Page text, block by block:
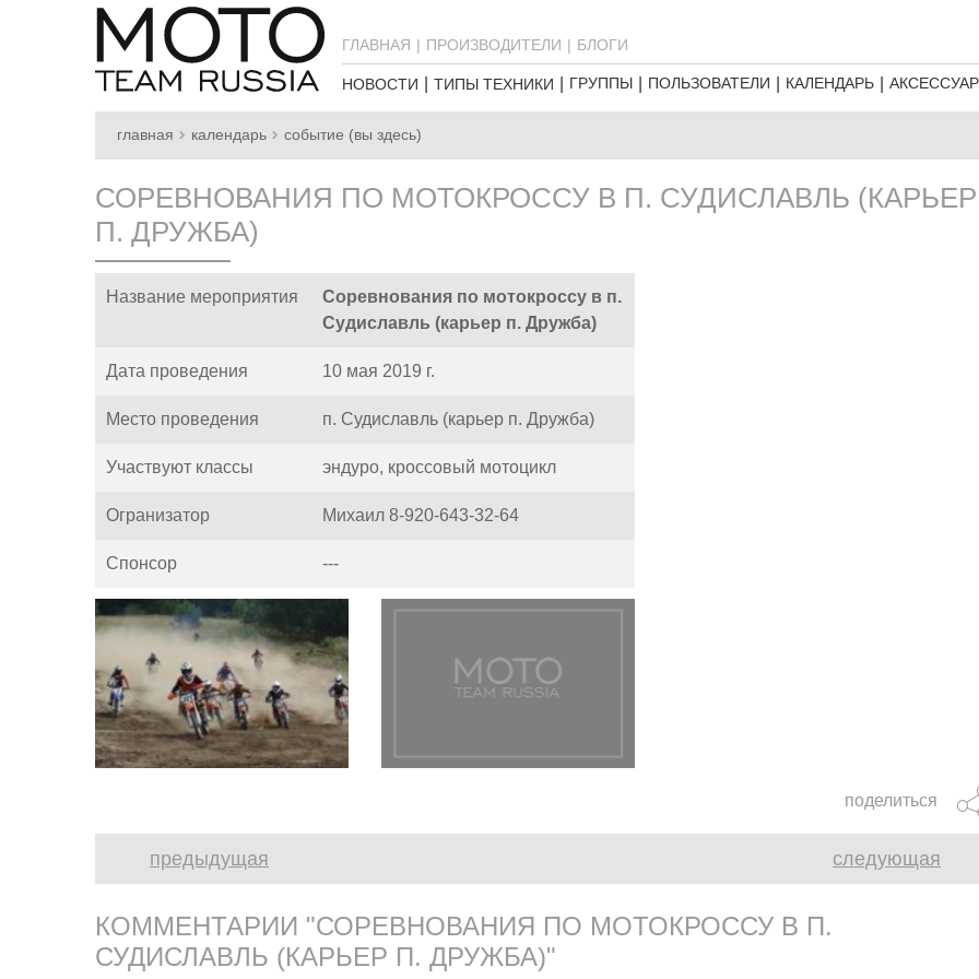
ГЛАВНАЯ ПРОИЗВОДИТЕЛИ БЛОГИ
НОВОСТИ ТИПЫ ТЕХНИКИ ГРУППЫ ПОЛЬЗОВАТЕЛИ КАЛЕНДАРЬ
главная календарь событие (вы здесь)
СОРЕВНОВАНИЯ ПО МОТОКРОССУ В П. СУДИСЛАВЛЬ (КАРЬЕР
П. ДРУЖБА)
Название мероприятия
Соревнования по мотокроссу в п.
Судиславль (карьер п. Дружба)
Дата проведения 10 мая 2019 г.
Место проведения п. Судиславль (карьер п. Дружба)
Участвуют классы эндуро, кроссовый мотоцикл
Огранизатор Михаил 8-920-643-32-64
Спонсор ---
поделиться
предыдущая следующая
КОММЕНТАРИИ "СОРЕВНОВАНИЯ ПО МОТОКРОССУ В П.
СУДИСЛАВЛЬ (КАРЬЕР П. ДРУЖБА)"